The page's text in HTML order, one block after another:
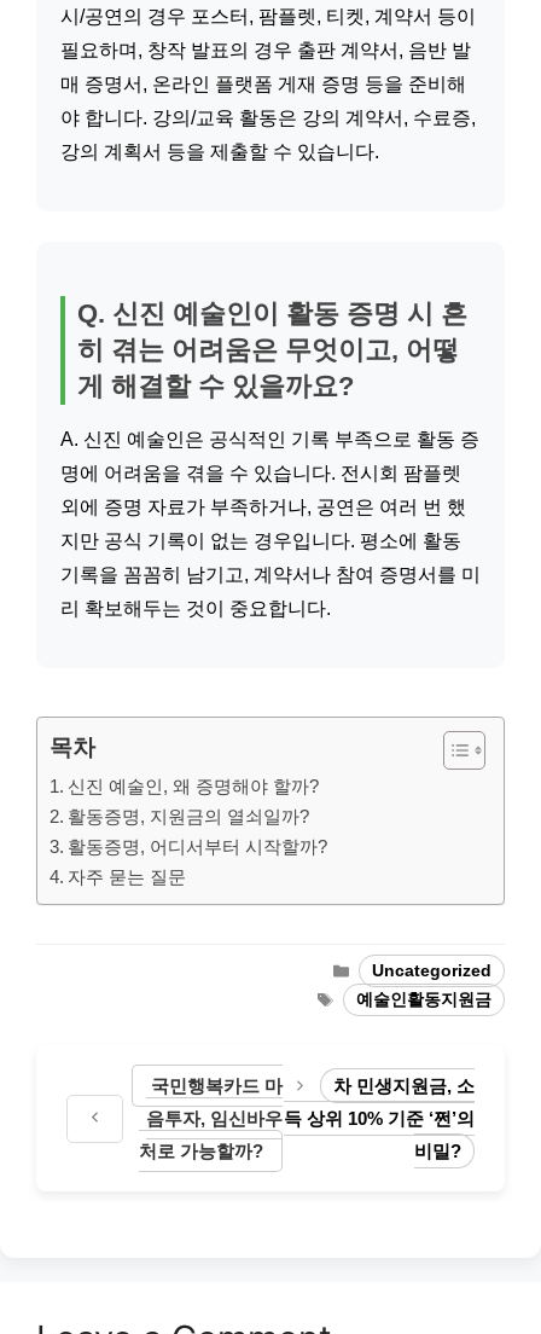
시/공연의 경우 포스터, 팜플렛, 티켓, 계약서 등이
필요하며, 창작 발표의 경우 출판 계약서, 음반 발
매 증명서, 온라인 플랫폼 게재 증명 등을 준비해
야 합니다. 강의/교육 활동은 강의 계약서, 수료증,
강의 계획서 등을 제출할 수 있습니다.
Q. 신진 예술인이 활동 증명 시 흔
히 겪는 어려움은 무엇이고, 어떻
게 해결할 수 있을까요?
A. 신진 예술인은 공식적인 기록 부족으로 활동 증
명에 어려움을 겪을 수 있습니다. 전시회 팜플렛
외에 증명 자료가 부족하거나, 공연은 여러 번 했
지만 공식 기록이 없는 경우입니다. 평소에 활동
기록을 꼼꼼히 남기고, 계약서나 참여 증명서를 미
리 확보해두는 것이 중요합니다.
목차
신진 예술인, 왜 증명해야 할까?
활동증명, 지원금의 열쇠일까?
활동증명, 어디서부터 시작할까?
자주 묻는 질문
Categories
Uncategorized
Tags
예술인활동지원금
국민행복카드 마
음투자, 임신바우
처로 가능할까?
차 민생지원금, 소
득 상위 10% 기준 ‘쩐’의
비밀?